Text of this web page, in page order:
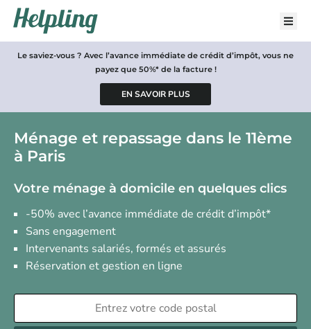
Le saviez-vous ? Avec l’avance immédiate de crédit d’impôt, vous ne
payez que 50%* de la facture !
Ménage et repassage dans le 11ème
à Paris
Votre ménage à domicile en quelques clics
-50% avec l’avance immédiate de crédit d’impôt*
Sans engagement
Intervenants salariés, formés et assurés
Réservation et gestion en ligne